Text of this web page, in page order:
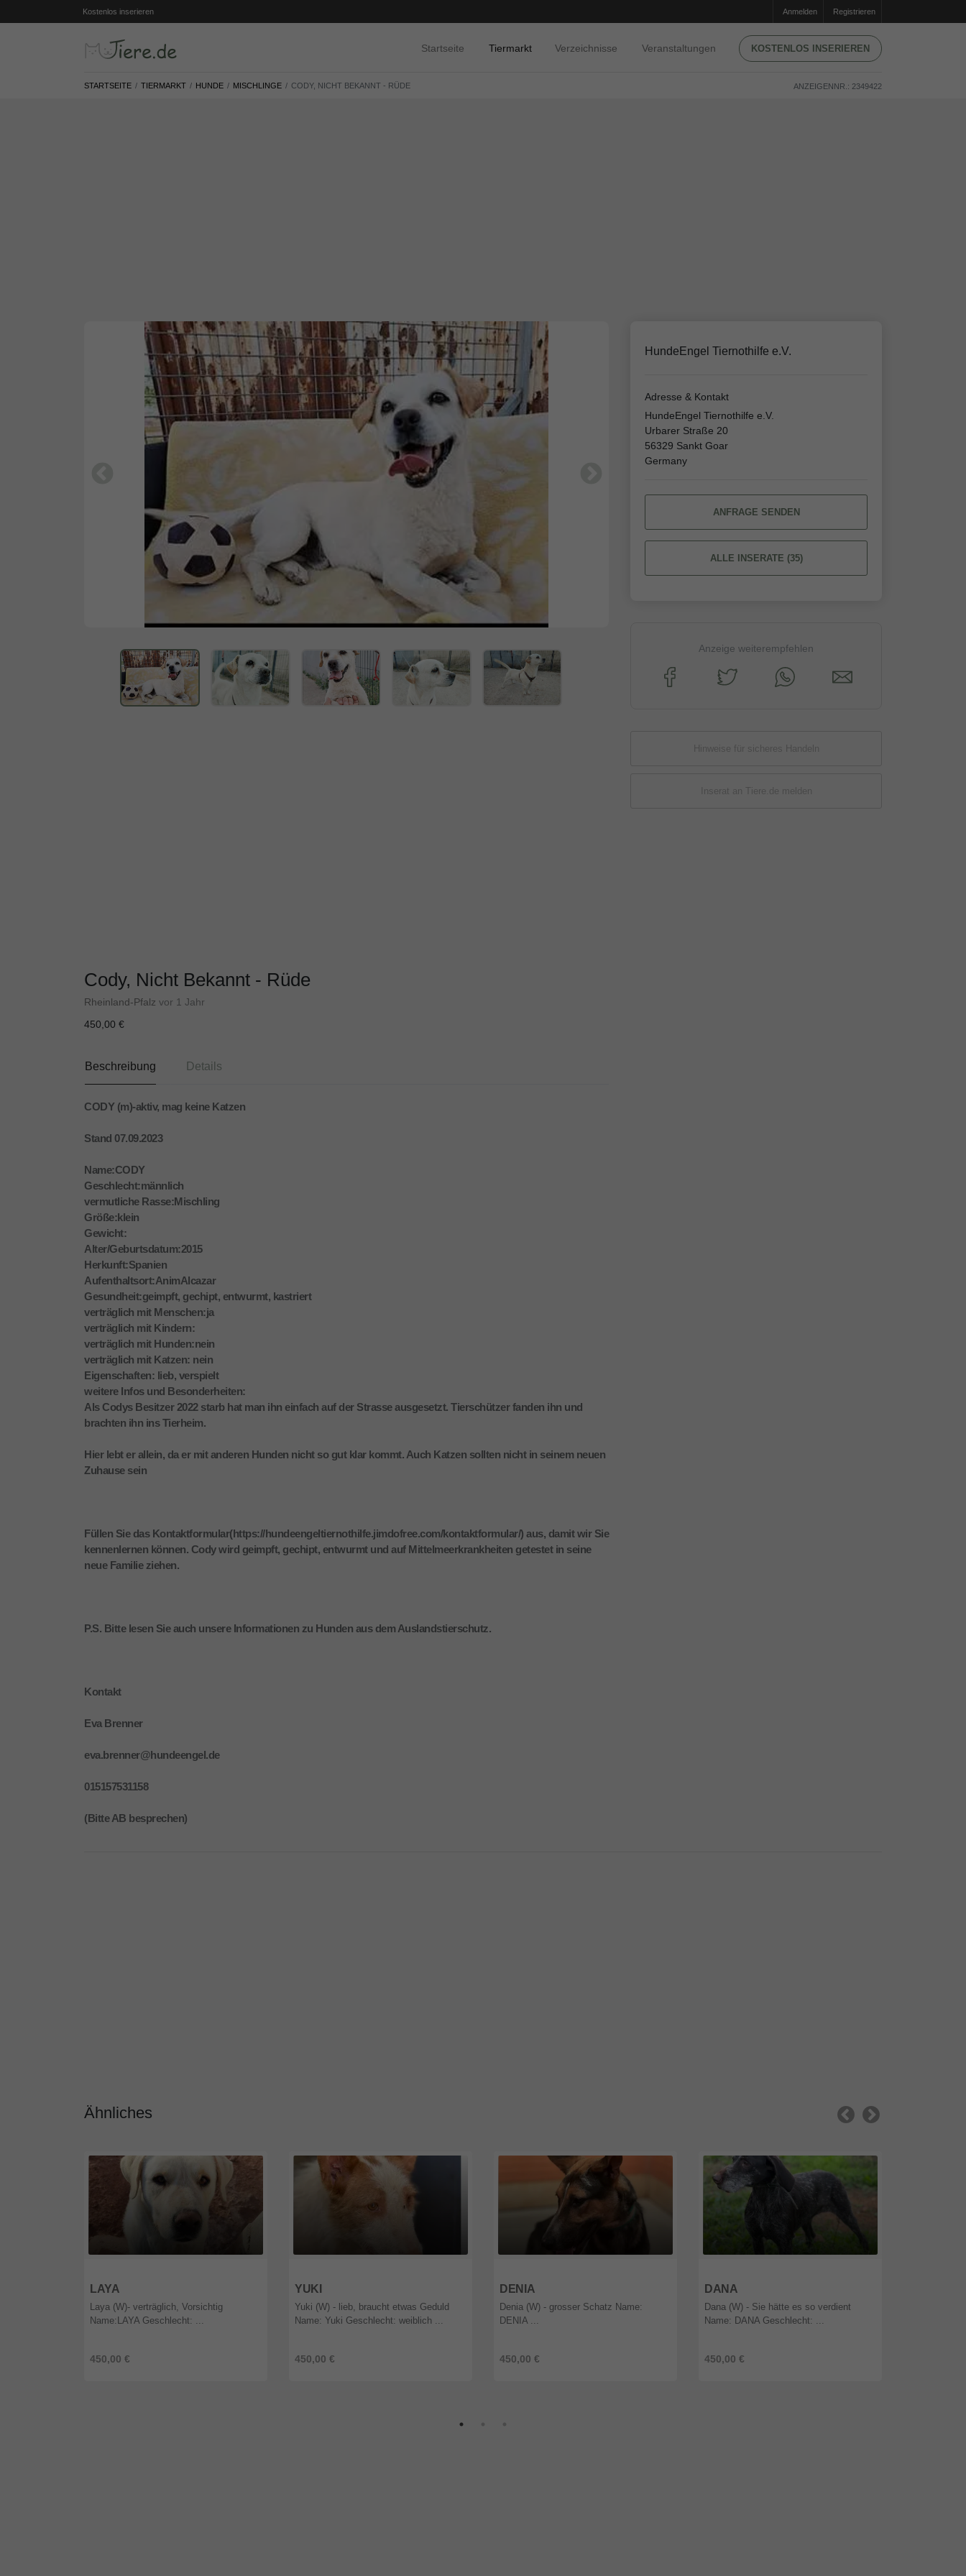
Kostenlos inserieren Anmelden Registrieren
Startseite Tiermarkt Verzeichnisse Veranstaltungen KOSTENLOS INSERIEREN
STARTSEITE TIERMARKT HUNDE MISCHLINGE CODY, NICHT BEKANNT - RÜDE ANZEIGENNR.: 2349422
Cody, Nicht Bekannt - Rüde
Rheinland-Pfalz vor 1 Jahr
450,00 €
Beschreibung Details
CODY (m)-aktiv, mag keine Katzen
Stand 07.09.2023
Name:CODY
Geschlecht:männlich
vermutliche Rasse:Mischling
Größe:klein
Gewicht:
Alter/Geburtsdatum:2015
Herkunft:Spanien
Aufenthaltsort:AnimAlcazar
Gesundheit:geimpft, gechipt, entwurmt, kastriert
verträglich mit Menschen:ja
verträglich mit Kindern:
verträglich mit Hunden:nein
verträglich mit Katzen: nein
Eigenschaften: lieb, verspielt
weitere Infos und Besonderheiten:
Als Codys Besitzer 2022 starb hat man ihn einfach auf der Strasse ausgesetzt. Tierschützer fanden ihn und
brachten ihn ins Tierheim.
Hier lebt er allein, da er mit anderen Hunden nicht so gut klar kommt. Auch Katzen sollten nicht in seinem neuen
Zuhause sein
Füllen Sie das Kontaktformular(https://hundeengeltiernothilfe.jimdofree.com/kontaktformular/) aus, damit wir Sie
kennenlernen können. Cody wird geimpft, gechipt, entwurmt und auf Mittelmeerkrankheiten getestet in seine
neue Familie ziehen.
P.S. Bitte lesen Sie auch unsere Informationen zu Hunden aus dem Auslandstierschutz.
Kontakt
Eva Brenner
eva.brenner@hundeengel.de
015157531158
(Bitte AB besprechen)
HundeEngel Tiernothilfe e.V.
Adresse & Kontakt
HundeEngel Tiernothilfe e.V.
Urbarer Straße 20
56329 Sankt Goar
Germany
ANFRAGE SENDEN
ALLE INSERATE (35)
Anzeige weiterempfehlen
Hinweise für sicheres Handeln
Inserat an Tiere.de melden
Ähnliches
LAYA
450,00 €
Laya (W)- verträglich, Vorsichtig
Name:LAYA Geschlecht: ...
YUKI
450,00 €
Yuki (W) - lieb, braucht etwas Geduld
Name: Yuki Geschlecht: weiblich ...
DENIA
450,00 €
Denia (W) - grosser Schatz Name:
DENIA ...
DANA
450,00 €
Dana (W) - Sie hätte es so verdient
Name: DANA Geschlecht: ...